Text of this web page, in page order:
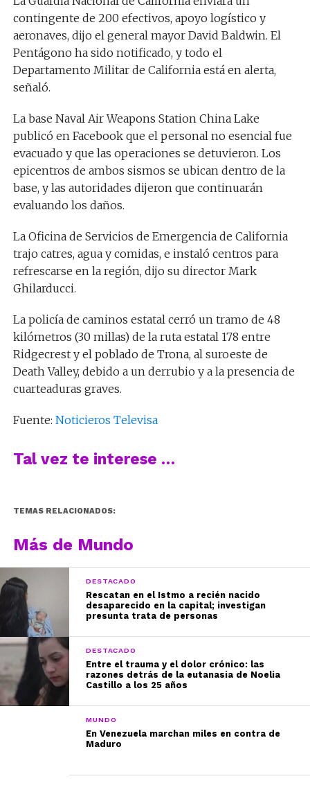
contingente de 200 efectivos, apoyo logístico y
aeronaves, dijo el general mayor David Baldwin. El
Pentágono ha sido notificado, y todo el
Departamento Militar de California está en alerta,
señaló.
La base Naval Air Weapons Station China Lake
publicó en Facebook que el personal no esencial fue
evacuado y que las operaciones se detuvieron. Los
epicentros de ambos sismos se ubican dentro de la
base, y las autoridades dijeron que continuarán
evaluando los daños.
La Oficina de Servicios de Emergencia de California
trajo catres, agua y comidas, e instaló centros para
refrescarse en la región, dijo su director Mark
Ghilarducci.
La policía de caminos estatal cerró un tramo de 48
kilómetros (30 millas) de la ruta estatal 178 entre
Ridgecrest y el poblado de Trona, al suroeste de
Death Valley, debido a un derrubio y a la presencia de
cuarteaduras graves.
Fuente: Noticieros Televisa
Tal vez te interese …
TEMAS RELACIONADOS:
Más de Mundo
DESTACADO
Rescatan en el Istmo a recién nacido
desaparecido en la capital; investigan
presunta trata de personas
DESTACADO
Entre el trauma y el dolor crónico: las
razones detrás de la eutanasia de Noelia
Castillo a los 25 años
MUNDO
En Venezuela marchan miles en contra de
Maduro